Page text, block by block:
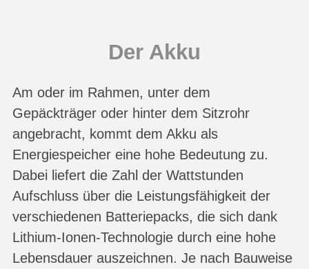
Der Akku
Am oder im Rahmen, unter dem
Gepäckträger oder hinter dem Sitzrohr
angebracht, kommt dem Akku als
Energiespeicher eine hohe Bedeutung zu.
Dabei liefert die Zahl der Wattstunden
Aufschluss über die Leistungsfähigkeit der
verschiedenen Batteriepacks, die sich dank
Lithium-Ionen-Technologie durch eine hohe
Lebensdauer auszeichnen. Je nach Bauweise